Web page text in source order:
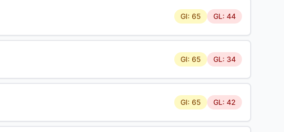
GI: 65 GL: 44
GI: 65 GL: 34
GI: 65 GL: 42